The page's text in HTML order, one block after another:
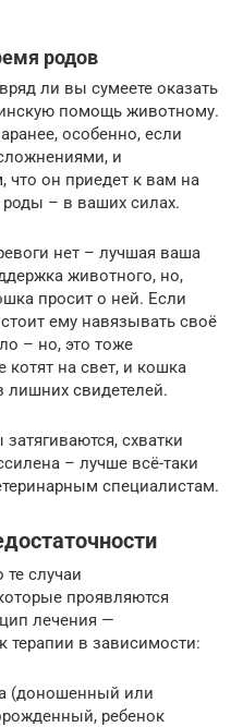
родов
ли вы сумеете оказать
помощь животному.
особенно, если
и
что он приедет к вам на
роды – в ваших силах.
нет – лучшая ваша
животного, но,
просит о ней. Если
ему навязывать своё
– но, это тоже
на свет, и кошка
лишних свидетелей.
схватки
– лучше всё-таки
специалистам.
случаи
проявляются
лечения —
в зависимости:
(доношенный или
ребенок